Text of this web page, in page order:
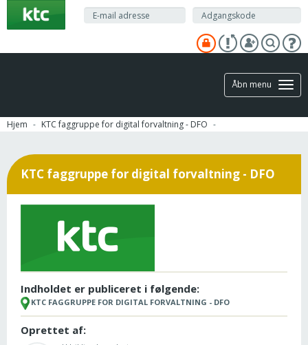
hovedindhold
Åbn menu
Hjem KTC faggruppe for digital forvaltning - DFO
KTC faggruppe for digital forvaltning - DFO
Indholdet er publiceret i følgende:
KTC FAGGRUPPE FOR DIGITAL FORVALTNING - DFO
Oprettet af: